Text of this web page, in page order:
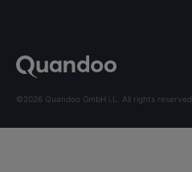
©2026 Quandoo GmbH i.L. All rights reserved